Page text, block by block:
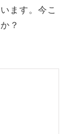
ます。今こ
？